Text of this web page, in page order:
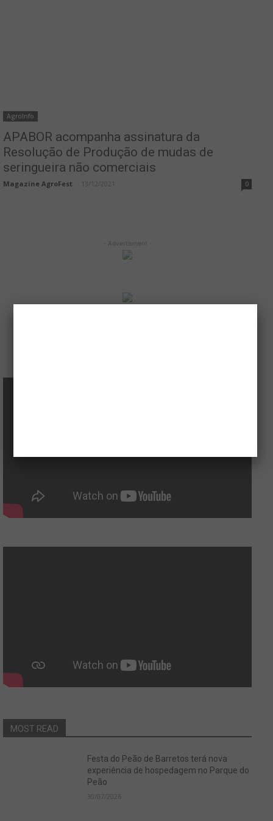
AgroInfo
APABOR acompanha assinatura da
Resolução de Produção de mudas de
seringueira não comerciais
Magazine AgroFest 13/12/2021 0
- Advertisment -
MOST READ
Festa do Peão de Barretos terá nova
experiência de hospedagem no Parque do
Peão
30/07/2026